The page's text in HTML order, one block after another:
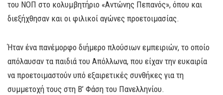
του ΝΟΠ στο κολυμβητήριο «Αντώνης Πεπανός», όπου και
διεξήχθησαν και οι φιλικοί αγώνες προετοιμασίας.
Ήταν ένα πανέμορφο διήμερο πλούσιων εμπειριών, το οποίο
απόλαυσαν τα παιδιά του Απόλλωνα, που είχαν την ευκαιρία
να προετοιμαστούν υπό εξαιρετικές συνθήκες για τη
συμμετοχή τους στη Β’ Φάση του Πανελληνίου.